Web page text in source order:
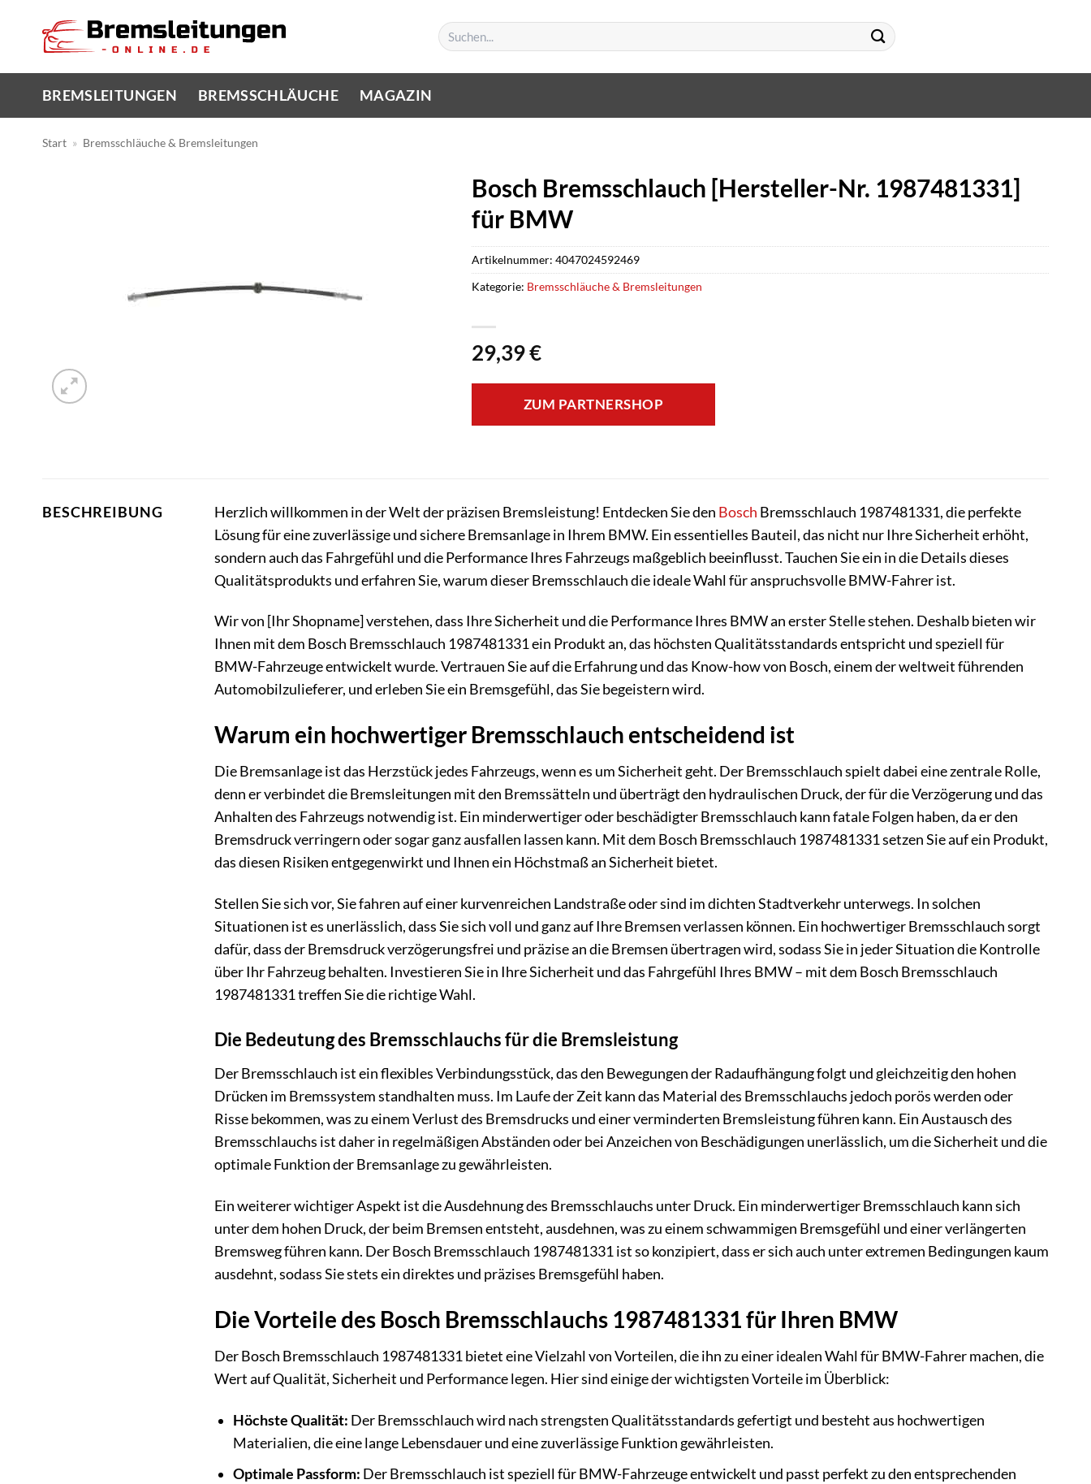
springen
Suchen
nach:
BREMSLEITUNGEN BREMSSCHLÄUCHE MAGAZIN
Start » Bremsschläuche & Bremsleitungen
Bosch Bremsschlauch [Hersteller-Nr. 1987481331]
für BMW
29,39€
ZUM PARTNERSHOP
Artikelnummer:4047024592469
Kategorie: Bremsschläuche & Bremsleitungen
BESCHREIBUNG Herzlich willkommen in der Welt der präzisen Bremsleistung! Entdecken Sie den Bosch Bremsschlauch 1987481331, die perfekte
Lösung für eine zuverlässige und sichere Bremsanlage in Ihrem BMW. Ein essentielles Bauteil, das nicht nur Ihre Sicherheit erhöht,
sondern auch das Fahrgefühl und die Performance Ihres Fahrzeugs maßgeblich beeinflusst. Tauchen Sie ein in die Details dieses
Qualitätsprodukts und erfahren Sie, warum dieser Bremsschlauch die ideale Wahl für anspruchsvolle BMW-Fahrer ist.
Wir von [Ihr Shopname] verstehen, dass Ihre Sicherheit und die Performance Ihres BMW an erster Stelle stehen. Deshalb bieten wir
Ihnen mit dem Bosch Bremsschlauch 1987481331 ein Produkt an, das höchsten Qualitätsstandards entspricht und speziell für
BMW-Fahrzeuge entwickelt wurde. Vertrauen Sie auf die Erfahrung und das Know-how von Bosch, einem der weltweit führenden
Automobilzulieferer, und erleben Sie ein Bremsgefühl, das Sie begeistern wird.
Warum ein hochwertiger Bremsschlauch entscheidend ist
Die Bremsanlage ist das Herzstück jedes Fahrzeugs, wenn es um Sicherheit geht. Der Bremsschlauch spielt dabei eine zentrale Rolle,
denn er verbindet die Bremsleitungen mit den Bremssätteln und überträgt den hydraulischen Druck, der für die Verzögerung und das
Anhalten des Fahrzeugs notwendig ist. Ein minderwertiger oder beschädigter Bremsschlauch kann fatale Folgen haben, da er den
Bremsdruck verringern oder sogar ganz ausfallen lassen kann. Mit dem Bosch Bremsschlauch 1987481331 setzen Sie auf ein Produkt,
das diesen Risiken entgegenwirkt und Ihnen ein Höchstmaß an Sicherheit bietet.
Stellen Sie sich vor, Sie fahren auf einer kurvenreichen Landstraße oder sind im dichten Stadtverkehr unterwegs. In solchen
Situationen ist es unerlässlich, dass Sie sich voll und ganz auf Ihre Bremsen verlassen können. Ein hochwertiger Bremsschlauch sorgt
dafür, dass der Bremsdruck verzögerungsfrei und präzise an die Bremsen übertragen wird, sodass Sie in jeder Situation die Kontrolle
über Ihr Fahrzeug behalten. Investieren Sie in Ihre Sicherheit und das Fahrgefühl Ihres BMW – mit dem Bosch Bremsschlauch
1987481331 treffen Sie die richtige Wahl.
Die Bedeutung des Bremsschlauchs für die Bremsleistung
Der Bremsschlauch ist ein flexibles Verbindungsstück, das den Bewegungen der Radaufhängung folgt und gleichzeitig den hohen
Drücken im Bremssystem standhalten muss. Im Laufe der Zeit kann das Material des Bremsschlauchs jedoch porös werden oder
Risse bekommen, was zu einem Verlust des Bremsdrucks und einer verminderten Bremsleistung führen kann. Ein Austausch des
Bremsschlauchs ist daher in regelmäßigen Abständen oder bei Anzeichen von Beschädigungen unerlässlich, um die Sicherheit und die
optimale Funktion der Bremsanlage zu gewährleisten.
Ein weiterer wichtiger Aspekt ist die Ausdehnung des Bremsschlauchs unter Druck. Ein minderwertiger Bremsschlauch kann sich
unter dem hohen Druck, der beim Bremsen entsteht, ausdehnen, was zu einem schwammigen Bremsgefühl und einer verlängerten
Bremsweg führen kann. Der Bosch Bremsschlauch 1987481331 ist so konzipiert, dass er sich auch unter extremen Bedingungen kaum
ausdehnt, sodass Sie stets ein direktes und präzises Bremsgefühl haben.
Die Vorteile des Bosch Bremsschlauchs 1987481331 für Ihren BMW
Der Bosch Bremsschlauch 1987481331 bietet eine Vielzahl von Vorteilen, die ihn zu einer idealen Wahl für BMW-Fahrer machen, die
Wert auf Qualität, Sicherheit und Performance legen. Hier sind einige der wichtigsten Vorteile im Überblick:
Höchste Qualität: Der Bremsschlauch wird nach strengsten Qualitätsstandards gefertigt und besteht aus hochwertigen
Materialien, die eine lange Lebensdauer und eine zuverlässige Funktion gewährleisten.
Optimale Passform: Der Bremsschlauch ist speziell für BMW-Fahrzeuge entwickelt und passt perfekt zu den entsprechenden